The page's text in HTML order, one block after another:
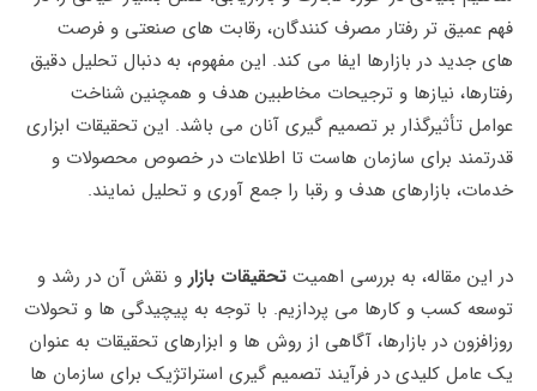
فهم عمیق‌ تر رفتار مصرف‌ کنندگان، رقابت ‌های صنعتی و فرصت‌
های جدید در بازارها ایفا می کند. این مفهوم، به دنبال تحلیل دقیق
رفتارها، نیازها و ترجیحات مخاطبین هدف و همچنین شناخت
عوامل تأثیرگذار بر تصمیم ‌گیری آنان می ‌باشد. این تحقیقات ابزاری
قدرتمند برای سازمان ‌هاست تا اطلاعات در خصوص محصولات و
خدمات، بازارهای هدف و رقبا را جمع‌ آوری و تحلیل نمایند.
در این مقاله، به بررسی اهمیت تحقیقات بازار و نقش آن در رشد و
توسعه کسب و کارها می ‌پردازیم. با توجه به پیچیدگی‌ ها و تحولات
روزافزون در بازارها، آگاهی از روش ‌ها و ابزارهای تحقیقات به عنوان
یک عامل کلیدی در فرآیند تصمیم ‌گیری استراتژیک برای سازمان‌ ها